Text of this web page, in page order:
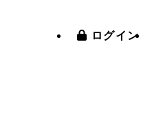
ログイン